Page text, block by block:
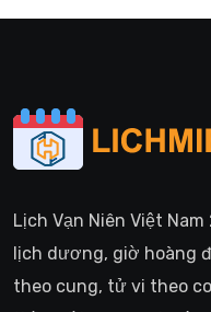
Lịch Vạn Niên Việt
lịch dương, giờ hoàng
theo cung, tử vi theo